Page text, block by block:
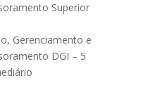
Superior
Gerenciamento e
DGI – 5